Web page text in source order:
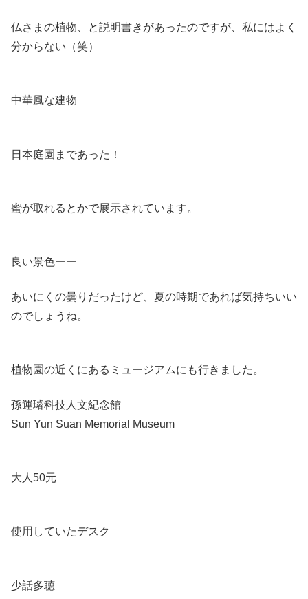
仏さまの植物、と説明書きがあったのですが、私にはよく
分からない（笑）
中華風な建物
日本庭園まであった！
蜜が取れるとかで展示されています。
良い景色ーー
あいにくの曇りだったけど、夏の時期であれば気持ちいい
のでしょうね。
植物園の近くにあるミュージアムにも行きました。
孫運璿科技人文紀念館
Sun Yun Suan Memorial Museum
大人50元
使用していたデスク
少話多聴